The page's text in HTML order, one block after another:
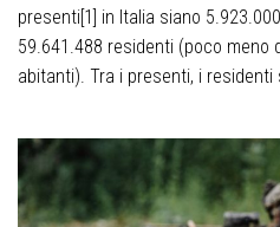
presenti[1] in Italia siano
59.641.488 residenti (poco meno
abitanti). Tra i presenti, i residenti